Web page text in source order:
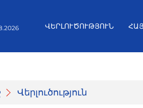
ՎԵՐԼՈՒԾՈՒԹՅՈՒՆ
Վերլուծություն